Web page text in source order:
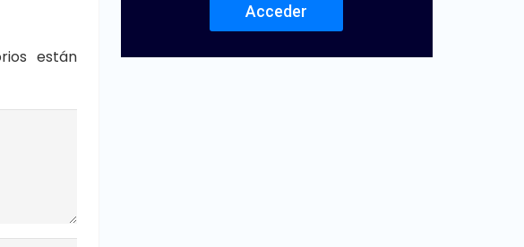
están
Acceder